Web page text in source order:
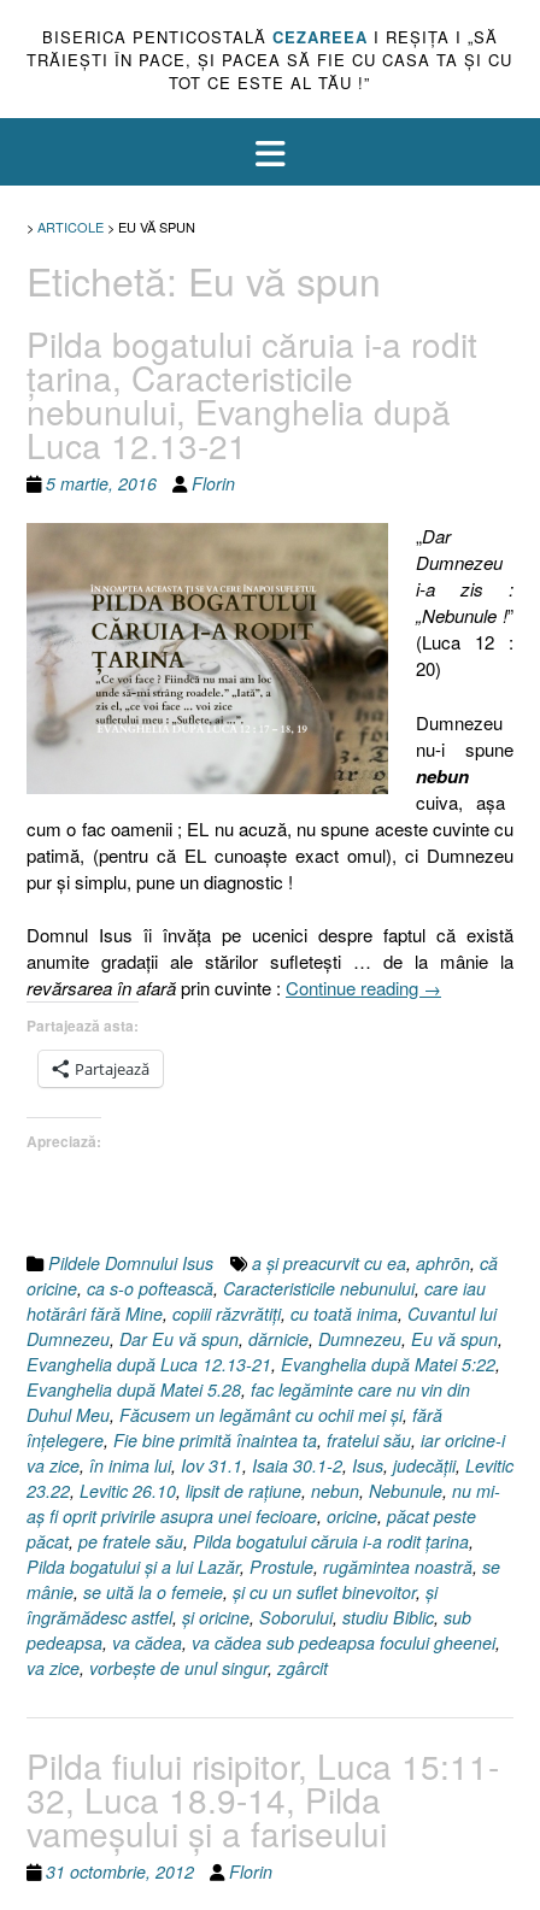
BISERICA PENTICOSTALĂ CEZAREEA I REŞIŢA I „SĂ
TRĂIEŞTI ÎN PACE, ŞI PACEA SĂ FIE CU CASA TA ŞI CU
TOT CE ESTE AL TĂU !”
> ARTICOLE > EU VĂ SPUN
Etichetă: Eu vă spun
Pilda bogatului căruia i-a rodit
ţarina, Caracteristicile
nebunului, Evanghelia după
Luca 12.13-21
5 martie, 2016 Florin
„Dar
Dumnezeu
i-a zis :
„Nebunule !”
(Luca 12 :
20)
Dumnezeu
nu-i spune
nebun
cuiva, aşa
cum o fac oamenii ; EL nu acuză, nu spune aceste cuvinte cu
patimă, (pentru că EL cunoaşte exact omul), ci Dumnezeu
pur şi simplu, pune un diagnostic !
Domnul Isus îi învăţa pe ucenici despre faptul că există
anumite gradaţii ale stărilor sufleteşti … de la mânie la
revărsarea în afarăprin cuvinte : Continue reading „Pilda
după
Luca
12.13-
21”
→
Partajează asta:
Partajează
Apreciază:
Pildele Domnului Isus a şi preacurvit cu ea, aphrōn, că
oricine, ca s-o poftească, Caracteristicile nebunului, care iau
hotărâri fără Mine, copiii răzvrătiţi, cu toată inima, Cuvantul lui
Dumnezeu, Dar Eu vă spun, dărnicie, Dumnezeu, Eu vă spun,
Evanghelia după Luca 12.13-21, Evanghelia după Matei 5:22,
Evanghelia după Matei 5.28, fac legăminte care nu vin din
Duhul Meu, Făcusem un legământ cu ochii mei şi, fără
înţelegere, Fie bine primită înaintea ta, fratelui său, iar oricine-i
va zice, în inima lui, Iov 31.1, Isaia 30.1-2, Isus, judecăţii, Levitic
23.22, Levitic 26.10, lipsit de raţiune, nebun, Nebunule, nu mi-
aş fi oprit privirile asupra unei fecioare, oricine, păcat peste
păcat, pe fratele său, Pilda bogatului căruia i-a rodit ţarina,
Pilda bogatului şi a lui Lazăr, Prostule, rugămintea noastră, se
mânie, se uită la o femeie, şi cu un suflet binevoitor, şi
îngrămădesc astfel, şi oricine, Soborului, studiu Biblic, sub
pedeapsa, va cădea, va cădea sub pedeapsa focului gheenei,
va zice, vorbeşte de unul singur,zgârcit
Pilda fiului risipitor, Luca 15:11-
32, Luca 18.9-14, Pilda
vameşului şi a fariseului
31 octombrie, 2012 Florin